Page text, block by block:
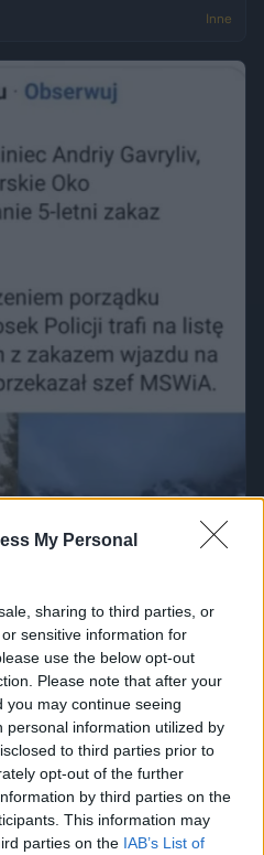
My Personal
sharing to third parties, or
sensitive information for
use the below opt-out
Please note that after your
may continue seeing
personal information utilized by
to third parties prior to
opt-out of the further
by third parties on the
This information may
parties on the IAB’s List of
Inne